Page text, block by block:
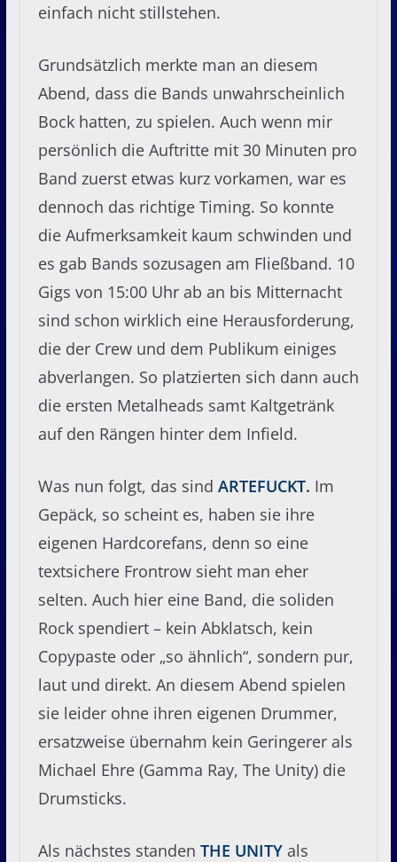
einfach nicht stillstehen.
Grundsätzlich merkte man an diesem
Abend, dass die Bands unwahrscheinlich
Bock hatten, zu spielen. Auch wenn mir
persönlich die Auftritte mit 30 Minuten pro
Band zuerst etwas kurz vorkamen, war es
dennoch das richtige Timing. So konnte
die Aufmerksamkeit kaum schwinden und
es gab Bands sozusagen am Fließband. 10
Gigs von 15:00 Uhr ab an bis Mitternacht
sind schon wirklich eine Herausforderung,
die der Crew und dem Publikum einiges
abverlangen. So platzierten sich dann auch
die ersten Metalheads samt Kaltgetränk
auf den Rängen hinter dem Infield.
Was nun folgt, das sind ARTEFUCKT. Im
Gepäck, so scheint es, haben sie ihre
eigenen Hardcorefans, denn so eine
textsichere Frontrow sieht man eher
selten. Auch hier eine Band, die soliden
Rock spendiert – kein Abklatsch, kein
Copypaste oder „so ähnlich“, sondern pur,
laut und direkt. An diesem Abend spielen
sie leider ohne ihren eigenen Drummer,
ersatzweise übernahm kein Geringerer als
Michael Ehre (Gamma Ray, The Unity) die
Drumsticks.
Als nächstes standen THE UNITYals